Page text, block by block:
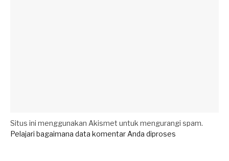
Situs ini menggunakan Akismet untuk mengurangi spam.
Pelajari bagaimana data komentar Anda diproses